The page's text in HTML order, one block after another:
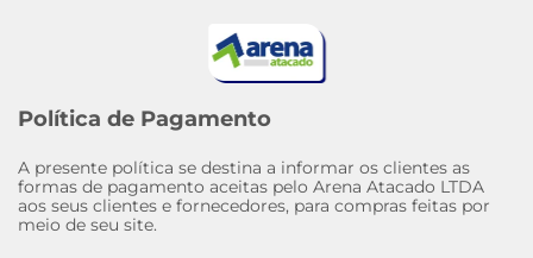
Política de Pagamento
A presente política se destina a informar os clientes as
formas de pagamento aceitas pelo Arena Atacado LTDA
aos seus clientes e fornecedores, para compras feitas por
meio de seu site.